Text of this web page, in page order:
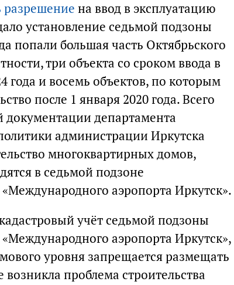
разрешение на ввод в эксплуатацию
установление седьмой подзоны
попали большая часть Октябрьского
три объекта со сроком ввода в
года и восемь объектов, по которым
после 1 января 2020 года. Всего
департамента
администрации Иркутска
многоквартирных домов,
в седьмой подзоне
аэропорта Иркутск».
учёт седьмой подзоны
аэропорта Иркутск»,
уровня запрещается размещать
проблема строительства